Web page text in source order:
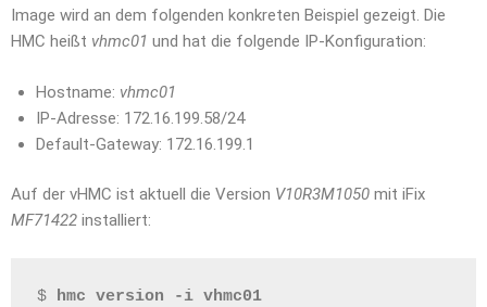
Image wird an dem folgenden konkreten Beispiel gezeigt. Die
HMC heißt vhmc01 und hat die folgende IP-Konfiguration:
Hostname: vhmc01
IP-Adresse: 172.16.199.58/24
Default-Gateway: 172.16.199.1
Auf der vHMC ist aktuell die Version V10R3M1050 mit iFix
MF71422 installiert:
$ hmc version -i vhmc01